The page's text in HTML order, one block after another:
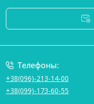
Телефоны:
+38(096)-213-14-00
+38(099)-173-60-55